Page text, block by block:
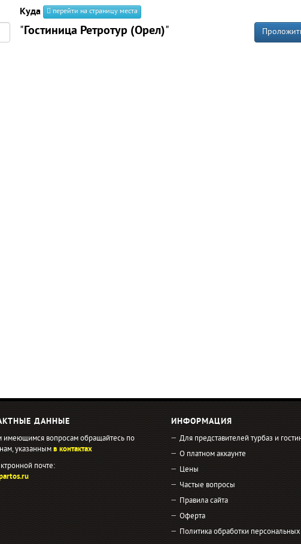
Куда перейти на страницу места
"Гостиница Ретротур (Орел)"
ДАННЫЕ
имеющимся вопросам обращайтесь по
указаннымв контактах
почте:
ИНФОРМАЦИЯ
Для представителей турбаз и
О платном аккаунте
Цены
Частые вопросы
Правила сайта
Оферта
Политика обработки